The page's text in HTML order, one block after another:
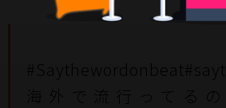
#Saythewordonbeat